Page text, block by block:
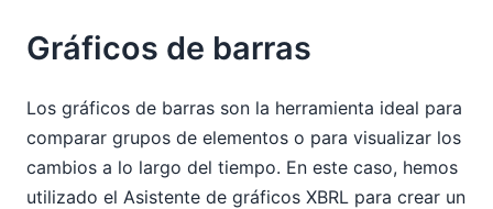
Gráficos de barras
Los gráficos de barras son la herramienta ideal para
comparar grupos de elementos o para visualizar los
cambios a lo largo del tiempo. En este caso, hemos
utilizado el Asistente de gráficos XBRL para crear un